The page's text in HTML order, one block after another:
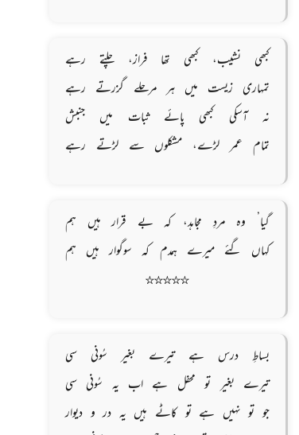
کبھی نشیب، کبھی تھا فراز، چلتے رہے
تمہاری زیست میں ہر مرحلے گزرتے رہے
نہ آسکی کبھی پائے ثبات میں جنبش
تمام عمر لڑے، مشکلوں سے لڑتے رہے
گیا’ وہ مردِ مجاہد، کہ بے قرار ہیں ہم
کہاں گئے میرے ہمدم کہ سوگوار ہیں ہم
☆☆☆☆☆
بساطِ درس ہے تیرے بغیر سُونی سی
تیرے بغیر تو محفل ہے اب یہ سُونی سی
جو تو نہیں ہے تو کاٹے ہیں یہ در و دیوار